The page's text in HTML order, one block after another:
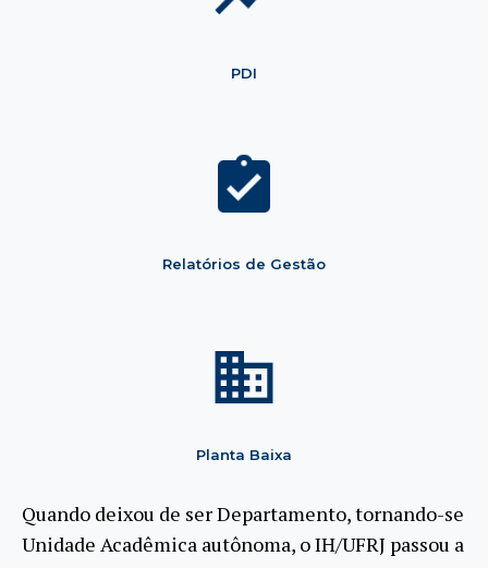
PDI
Relatórios de Gestão
Planta Baixa
Quando deixou de ser Departamento, tornando-se
Unidade Acadêmica autônoma, o IH/UFRJ passou a